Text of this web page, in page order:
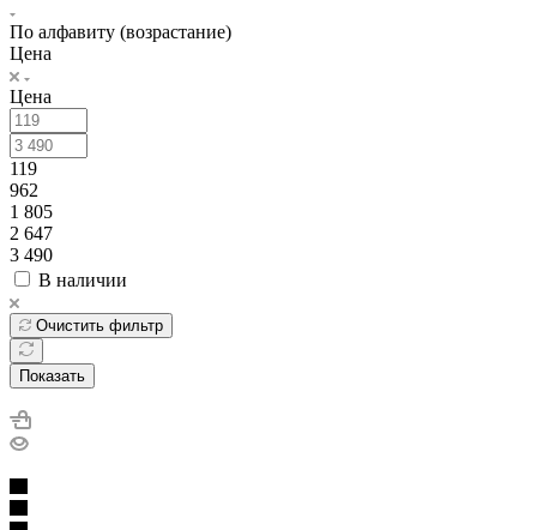
По алфавиту (возрастание)
Цена
Цена
119
962
1 805
2 647
3 490
В наличии
Очистить фильтр
Показать